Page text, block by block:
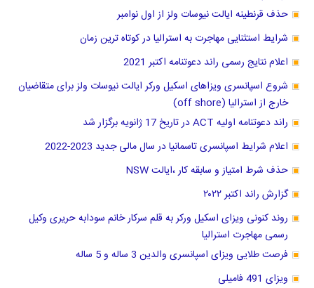
حذف قرنطینه ایالت نیوسات ولز از اول نوامبر
شرایط استثنایی مهاجرت به استرالیا در کوتاه ترین زمان
اعلام نتایج رسمی راند دعوتنامه اکتبر 2021
شروع اسپانسری ویزاهای اسکیل ورکر ایالت نیوسات ولز برای متقاضیان
خارج از استرالیا (off shore)
راند دعوتنامه اولیه ACT در تاریخ 17 ژانویه برگزار شد
اعلام شرایط اسپانسری تاسمانیا در سال مالی جدید 2023-2022
حذف شرط امتیاز و سابقه کار ،ایالت NSW
گزارش راند اکتبر ۲۰۲۲
روند کنونی ویزای اسکیل ورکر به قلم سرکار خانم سودابه حریری وکیل
رسمی مهاجرت استرالیا
فرصت طلایی ویزای اسپانسری والدین 3 ساله و 5 ساله
ویزای 491 فامیلی